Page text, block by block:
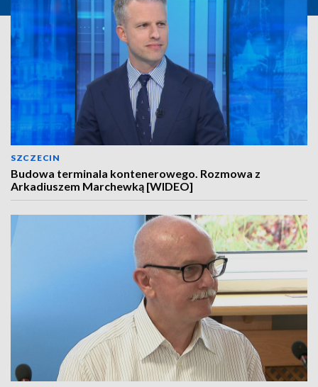
SZCZECIN
Budowa terminala kontenerowego. Rozmowa z
Arkadiuszem Marchewką [WIDEO]